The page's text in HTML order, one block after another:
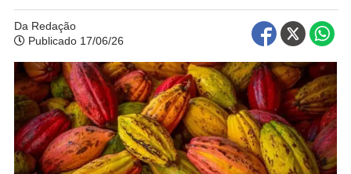
Da Redação
Publicado 17/06/26